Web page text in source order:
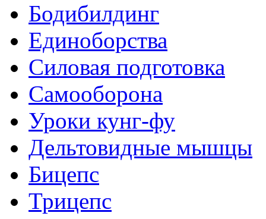
Бодибилдинг
Единоборства
Силовая подготовка
Самооборона
Уроки кунг-фу
Дельтовидные мышцы
Бицепс
Трицепс